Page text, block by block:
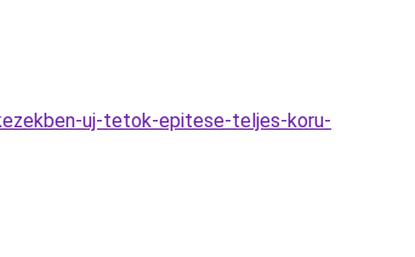
uj-tetok-epitese-teljes-koru-